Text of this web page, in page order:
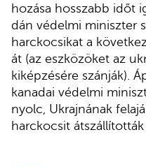
hozása hosszabb időt
dán védelmi miniszter
harckocsikat a
át (az eszközöket az
kiképzésére szánják).
kanadai védelmi
nyolc, Ukrajnának
harckocsit